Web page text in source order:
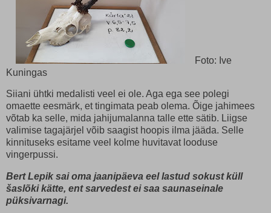
Foto: Ive
Kuningas
Siiani ühtki medalisti veel ei ole. Aga ega see polegi
omaette eesmärk, et tingimata peab olema. Õige jahimees
võtab ka selle, mida jahijumalanna talle ette sätib. Liigse
valimise tagajärjel võib saagist hoopis ilma jääda. Selle
kinnituseks esitame veel kolme huvitavat looduse
vingerpussi.
Bert Lepik sai oma jaanipäeva eel lastud sokust küll
šaslõki kätte, ent sarvedest ei saa saunaseinale
püksivarnagi.